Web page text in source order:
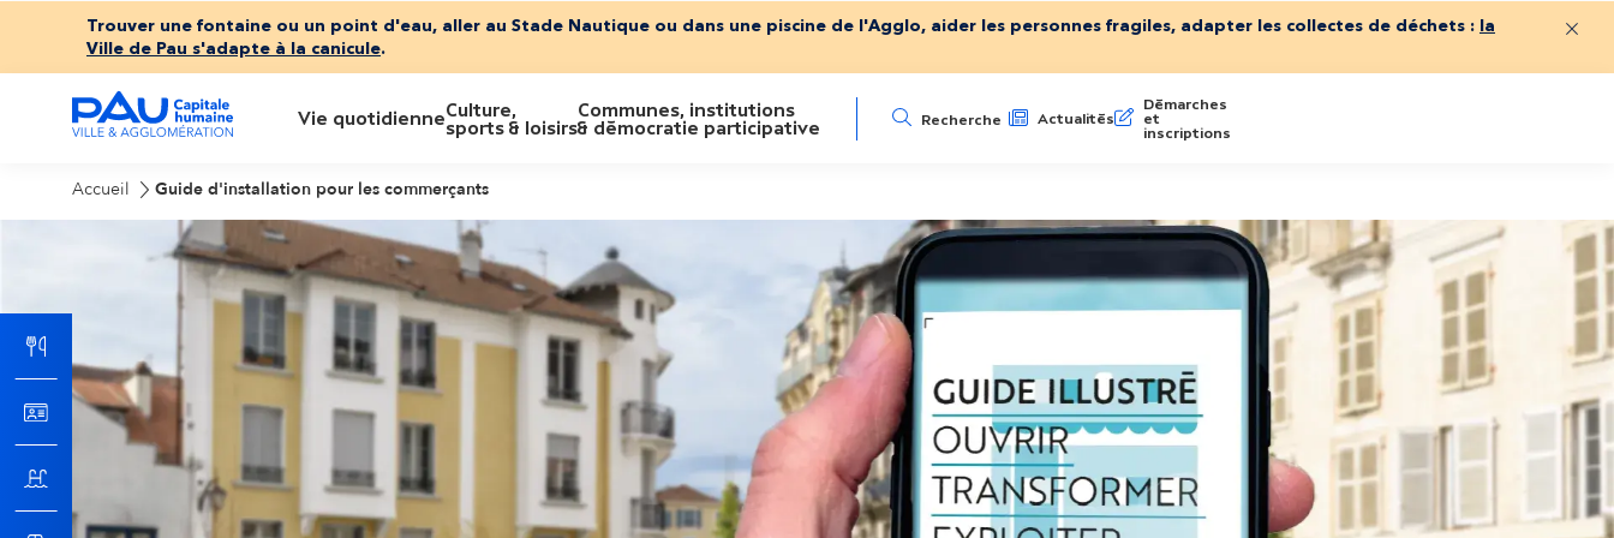
Trouver une fontaine ou un point d'eau, aller au Stade Nautique ou dans une piscine de l'Agglo, aider les personnes fragiles, adapter les collectes de déchets :
la
Ville de Pau s'adapte à la canicule.
M
e
n
u
p
i
Vie quotidienneCulture,
sports & loisirs
Communes, institutions
& démocratie participative
N
v
i
g
a
t
Recherche Actualités
Démarches
et
inscriptions
Accueil Guide d'installation pour les commerçants